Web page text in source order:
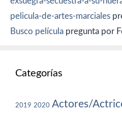
pelicula-de-artes-marciales
Busco película pregunta por
Categorías
2019 2020 Actores/